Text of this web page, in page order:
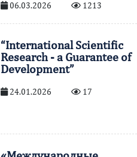
06.03.2026 1213
“International Scientific
Research - a Guarantee of
Development”
24.01.2026 17